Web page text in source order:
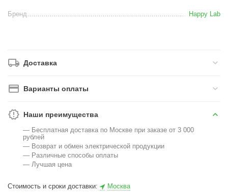
Бренд Happy Lab
Доставка
Варианты оплаты
Наши преимущества
— Бесплатная доставка по Москве при заказе от 3 000
рублей
— Возврат и обмен электрической продукции
— Различные способы оплаты
— Лучшая цена
Стоимость и сроки доставки: Москва